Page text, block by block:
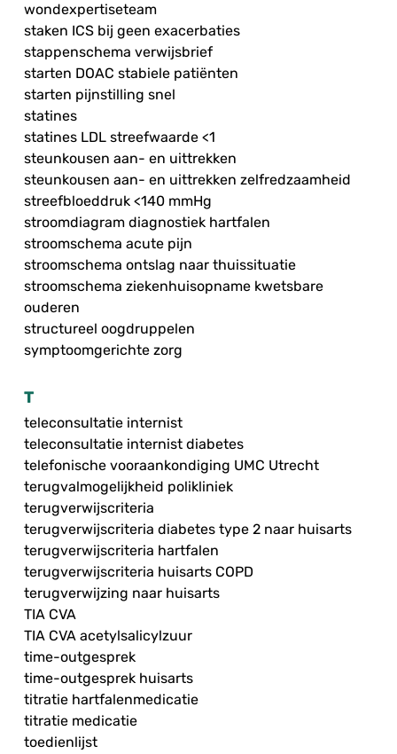
wondexpertiseteam
staken ICS bij geen exacerbaties
stappenschema verwijsbrief
starten DOAC stabiele patiënten
starten pijnstilling snel
statines
statines LDL streefwaarde <1
steunkousen aan- en uittrekken
steunkousen aan- en uittrekken zelfredzaamheid
streefbloeddruk <140 mmHg
stroomdiagram diagnostiek hartfalen
stroomschema acute pijn
stroomschema ontslag naar thuissituatie
stroomschema ziekenhuisopname kwetsbare
ouderen
structureel oogdruppelen
symptoomgerichte zorg
T
teleconsultatie internist
teleconsultatie internist diabetes
telefonische vooraankondiging UMC Utrecht
terugvalmogelijkheid polikliniek
terugverwijscriteria
terugverwijscriteria diabetes type 2 naar huisarts
terugverwijscriteria hartfalen
terugverwijscriteria huisarts COPD
terugverwijzing naar huisarts
TIA CVA
TIA CVA acetylsalicylzuur
time-outgesprek
time-outgesprek huisarts
titratie hartfalenmedicatie
titratie medicatie
toedienlijst